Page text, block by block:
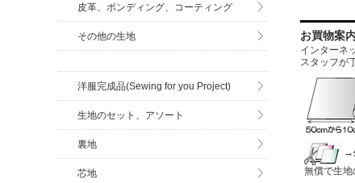
お買物案内
インターネ
スタッフが
→
無償で生地
皮革、ボンディング、コーティング
その他の生地
洋服完成品(Sewing for you Project)
生地のセット、アソート
裏地
芯地